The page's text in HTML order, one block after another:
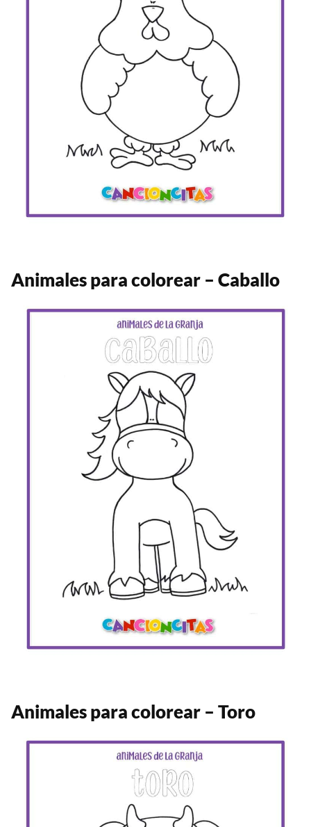
Animales para colorear – Caballo
Animales para colorear – Toro